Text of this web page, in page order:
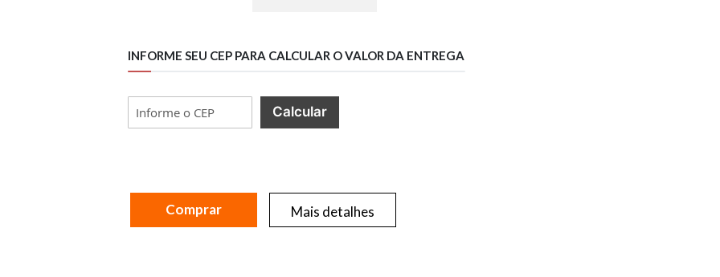
INFORME SEU CEP PARA CALCULAR O VALOR DA ENTREGA
Calcular
Comprar Mais detalhes